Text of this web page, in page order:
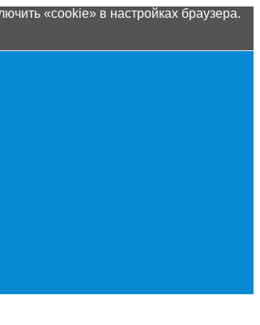
«cookie» в настройках браузера.